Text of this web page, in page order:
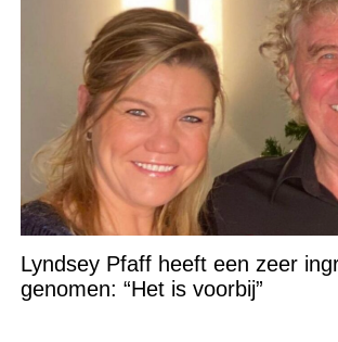
Lyndsey Pfaff heeft een zeer
genomen: “Het is voorbij”